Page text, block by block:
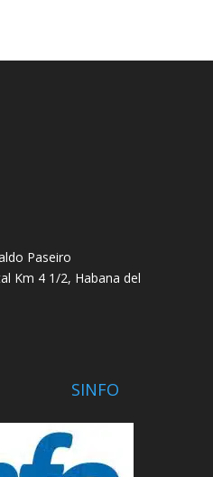
Paseiro
Km 4 1/2, Habana del
SINFO